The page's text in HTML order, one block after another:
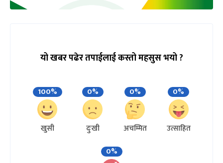
यो खबर पढेर तपाईलाई कस्तो महसुस भयो ?
100%
खुसी
0%
दुःखी
0%
अचम्मित
0%
उत्साहित
0%